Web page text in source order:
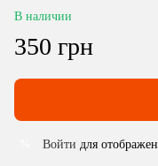
В наличии
350 грн
Войти для